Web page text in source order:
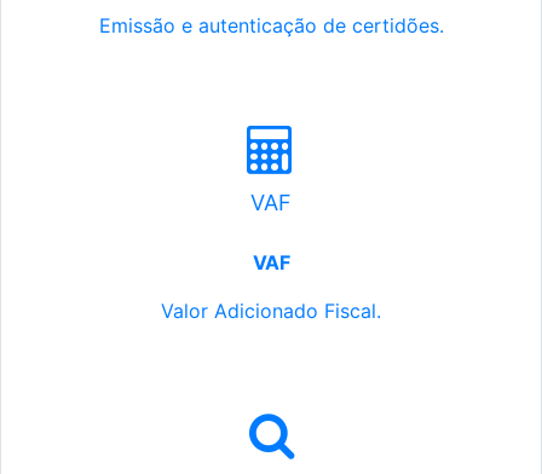
Emissão e autenticação de certidões.
VAF
VAF
Valor Adicionado Fiscal.